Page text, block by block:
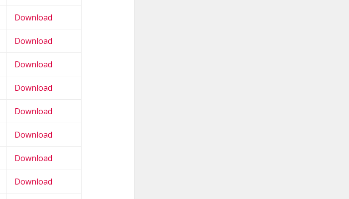
Download
Download
Download
Download
Download
Download
Download
Download